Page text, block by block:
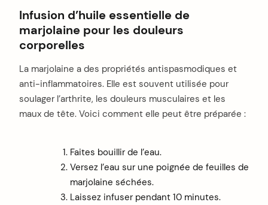
Infusion d’huile essentielle de
marjolaine pour les douleurs
corporelles
La marjolaine a des propriétés antispasmodiques et
anti-inflammatoires. Elle est souvent utilisée pour
soulager l’arthrite, les douleurs musculaires et les
maux de tête. Voici comment elle peut être préparée :
Faites bouillir de l’eau.
Versez l’eau sur une poignée de feuilles de
marjolaine séchées.
Laissez infuser pendant 10 minutes.